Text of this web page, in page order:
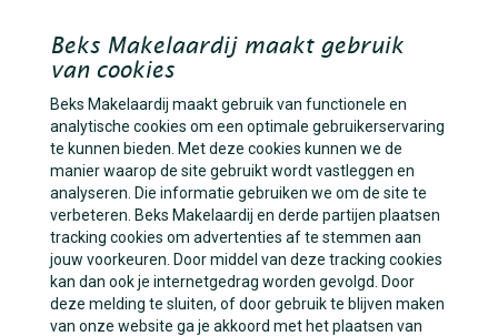
Beks Makelaardij maakt gebruik
van cookies
Beks Makelaardij maakt gebruik van functionele en
analytische cookies om een optimale gebruikerservaring
te kunnen bieden. Met deze cookies kunnen we de
manier waarop de site gebruikt wordt vastleggen en
analyseren. Die informatie gebruiken we om de site te
verbeteren. Beks Makelaardij en derde partijen plaatsen
tracking cookies om advertenties af te stemmen aan
jouw voorkeuren. Door middel van deze tracking cookies
kan dan ook je internetgedrag worden gevolgd. Door
deze melding te sluiten, of door gebruik te blijven maken
van onze website ga je akkoord met het plaatsen van